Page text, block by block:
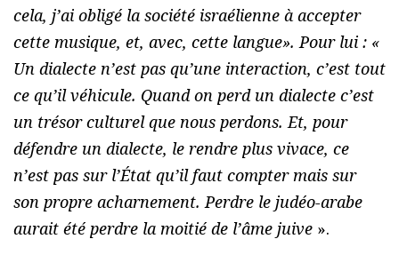
cela, j’ai obligé la société israélienne à accepter
cette musique, et, avec, cette langue». Pour lui : «
Un dialecte n’est pas qu’une interaction, c’est tout
ce qu’il véhicule. Quand on perd un dialecte c’est
un trésor culturel que nous perdons. Et, pour
défendre un dialecte, le rendre plus vivace, ce
n’est pas sur l’État qu’il faut compter mais sur
son propre acharnement. Perdre le judéo-arabe
aurait été perdre la moitié de l’âme juive ».